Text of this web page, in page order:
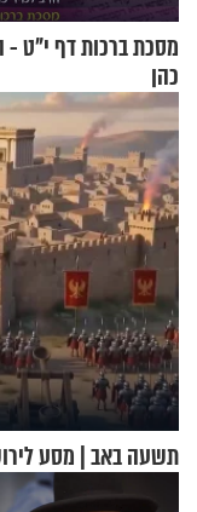
מסכת ברכות דף י"ט -
כהן
תשעה באב | מסע